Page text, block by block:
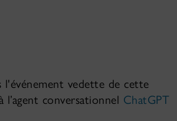
l'événement vedette de cette
l’agent conversationnel ChatGPT